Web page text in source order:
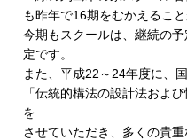
も昨年で16期をむかえること
今期もスクールは、継続の
定です。
また、平成22～24年度に、
「伝統的構法の設計法およ
を
させていただき、多くの貴